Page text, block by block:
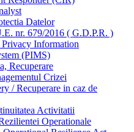
Datelor
nr. 679/2016 ( G.D.P.R. )
Information
(PIMS)
Recuperare
Crizei
/ Recuperare in caz de
Activitatii
Operationale